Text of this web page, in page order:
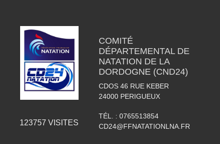
123757 VISITES
COMITÉ
DÉPARTEMENTAL DE
NATATION DE LA
DORDOGNE (CND24)
CDOS 46 RUE KEBER
24000 PERIGUEUX
TÉL. : 0765513854
CD24@FFNATATIONLNA.FR